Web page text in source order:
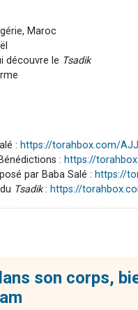
Maroc
découvre le Tsadik
: https://torahbox.com/
: https://
par Baba Salé : https://
Tsadik: https://
son corps,